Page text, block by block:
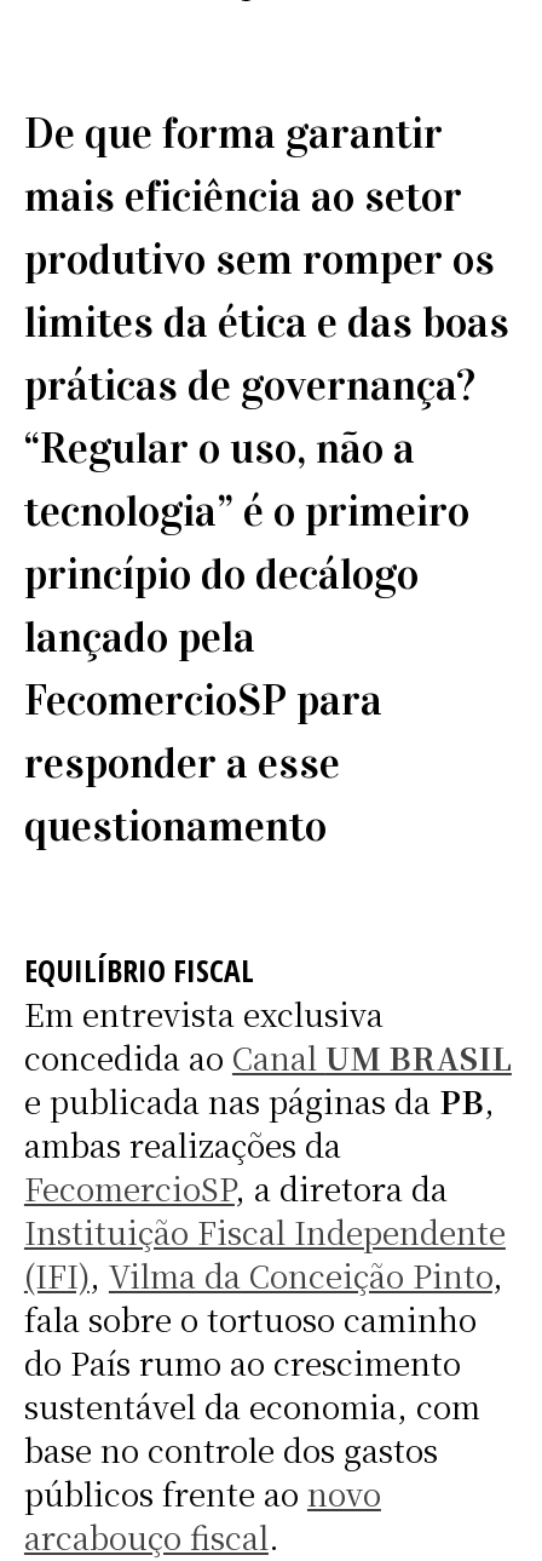
De que forma garantir
mais eficiência ao setor
produtivo sem romper os
limites da ética e das boas
práticas de governança?
“Regular o uso, não a
tecnologia” é o primeiro
princípio do decálogo
lançado pela
FecomercioSP para
responder a esse
questionamento
EQUILÍBRIO FISCAL
Em entrevista exclusiva
concedida ao CanalUM BRASIL
e publicada nas páginas da PB,
ambas realizações da
FecomercioSP, a diretora da
Instituição Fiscal Independente
(IFI), Vilma da Conceição Pinto,
fala sobre o tortuoso caminho
do País rumo ao crescimento
sustentável da economia, com
base no controle dos gastos
públicos frente ao novo
arcabouço fiscal.